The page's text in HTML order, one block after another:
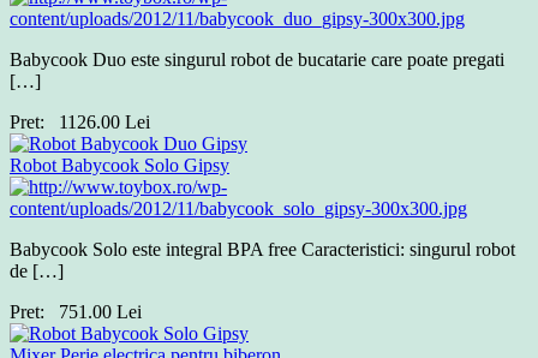
Babycook Duo este singurul robot de bucatarie care poate pregati
[…]
Pret:
1126.00 Lei
Robot Babycook Solo Gipsy
Babycook Solo este integral BPA free Caracteristici: singurul robot
de […]
Pret:
751.00 Lei